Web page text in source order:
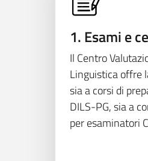
1. Esami e
Il Centro
Linguistica offre
sia a corsi di
DILS-PG, sia a
per esaminatori